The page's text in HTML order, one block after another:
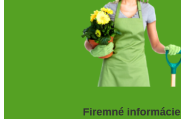
Firemné informácie